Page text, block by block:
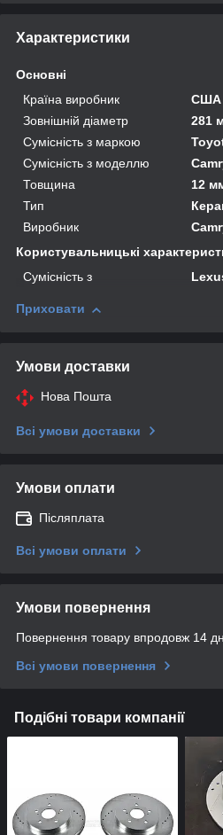
Характеристики
Основні
Країна виробник
США
Зовнішній діаметр
281
Сумісність з маркою
Сумісність з моделлю
Товщина
12
Тип
Виробник
Користувальницькі
Сумісність з
Приховати
Умови доставки
Нова Пошта
Всі умови доставки
Умови оплати
Післяплата
Всі умови оплати
Умови повернення
Повернення товару впродовж 14
Всі умови повернення
Подібні товари компанії